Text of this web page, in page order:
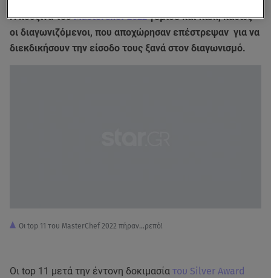
Η κουζίνα τουMasterChef 2022γέμισε και πάλι, καθώς
οι διαγωνιζόμενοι, που αποχώρησαν επέστρεψαν για να
διεκδικήσουν την είσοδο τους ξανά στον διαγωνισμό.
Οι top 11 του MasterChef 2022 πήραν...ρεπό!
Οι top 11 μετά την έντονη δοκιμασία του Silver Award